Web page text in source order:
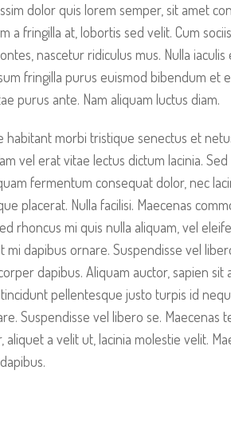
dolor quis lorem semper, sit amet
a fringilla at, lobortis sed velit. Cum
nascetur ridiculus mus. Nulla
fringilla purus euismod bibendum et
purus ante. Nam aliquam luctus diam.
habitant morbi tristique senectus et
vel erat vitae lectus dictum lacinia.
fermentum consequat dolor, nec
placerat. Nulla facilisi. Maecenas
rhoncus mi quis nulla aliquam, vel
mi dapibus ornare. Suspendisse vel
dapibus. Aliquam auctor, sapien sit
pellentesque justo turpis id
Suspendisse vel libero se. Maecenas
aliquet a velit ut, lacinia molestie velit.